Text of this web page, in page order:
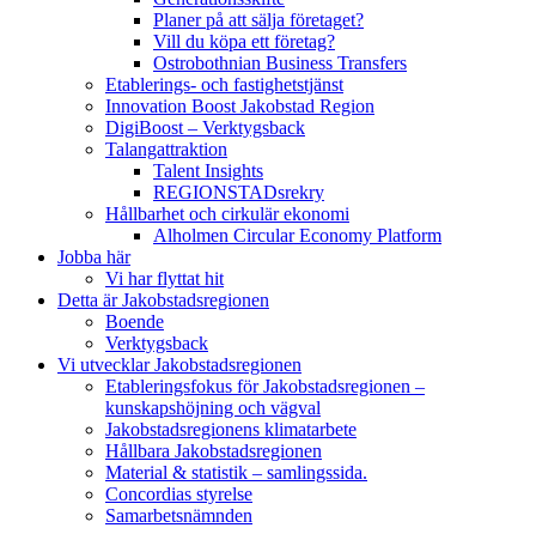
Planer på att sälja företaget?
Vill du köpa ett företag?
Ostrobothnian Business Transfers
Etablerings- och fastighetstjänst
Innovation Boost Jakobstad Region
DigiBoost – Verktygsback
Talangattraktion
Talent Insights
REGIONSTADsrekry
Hållbarhet och cirkulär ekonomi
Alholmen Circular Economy Platform
Jobba här
Vi har flyttat hit
Detta är Jakobstadsregionen
Boende
Verktygsback
Vi utvecklar Jakobstadsregionen
Etableringsfokus för Jakobstadsregionen –
kunskapshöjning och vägval
Jakobstadsregionens klimatarbete
Hållbara Jakobstadsregionen
Material & statistik – samlingssida.
Concordias styrelse
Samarbetsnämnden